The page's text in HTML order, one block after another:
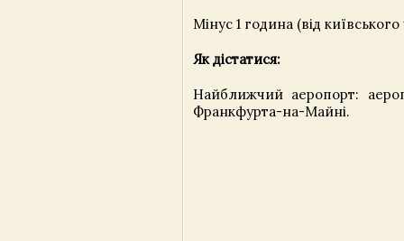
Мінус 1 година (від київського
Як дістатися:
Найближчий аеропорт:
Франкфурта-на-Майні.